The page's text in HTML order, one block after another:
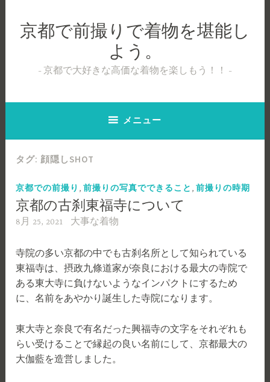
プ
京都で前撮りで着物を堪能し
よう。
京都で大好きな高価な着物を楽しもう！！
メニュー
タグ: 顔隠しSHOT
京都での前撮り ,前撮りの写真でできること ,前撮りの時期
京都の古刹東福寺について
8月 25, 2021 大事な着物
寺院の多い京都の中でも古刹名所として知られている
東福寺は、摂政九條道家が奈良における最大の寺院で
ある東大寺に負けないようなインパクトにするため
に、名前をあやかり誕生した寺院になります。
東大寺と奈良で有名だった興福寺の文字をそれぞれも
らい受けることで縁起の良い名前にして、京都最大の
大伽藍を造営しました。